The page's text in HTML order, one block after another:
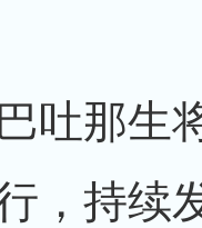
那生
，持续